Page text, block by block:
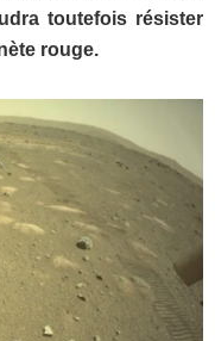
toutefois résister
rouge.